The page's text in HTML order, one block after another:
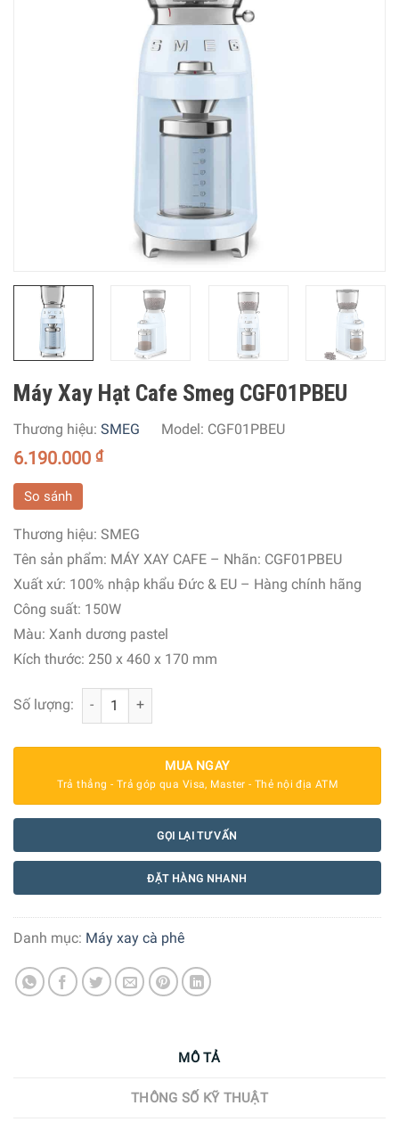
Máy Xay Hạt Cafe Smeg CGF01PBEU
Thương hiệu: SMEG Model: CGF01PBEU
6.190.000 ₫
So sánh
Thương hiệu: SMEG
Tên sản phẩm: MÁY XAY CAFE – Nhãn: CGF01PBEU
Xuất xứ: 100% nhập khẩu Đức & EU – Hàng chính hãng
Công suất: 150W
Màu: Xanh dương pastel
Kích thước: 250 x 460 x 170 mm
Số lượng: Máy Xay Hạt Cafe Smeg CGF01PBEU số lượng
MUA NGAY
Trả thẳng - Trả góp qua Visa, Master - Thẻ nội địa ATM
GỌI LẠI TƯ VẤN
ĐẶT HÀNG NHANH
Danh mục: Máy xay cà phê
MÔ TẢ
THÔNG SỐ KỸ THUẬT